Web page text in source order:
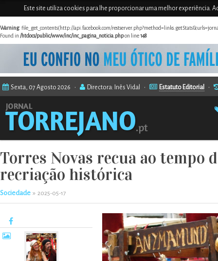
Este site utiliza cookies para lhe proporcionar uma melhor experiência.
Warning: file_get_contents(http://api.facebook.com/
Found in /htdocs/public/www/inc/inc_pagina_noticia.phpon line148
Sexta, 07 Agosto 2026 • Directora: Inês Vidal • Estatuto Editorial •
Torres Novas recua ao tempo
recriação histórica
Sociedade » 2025-05-17